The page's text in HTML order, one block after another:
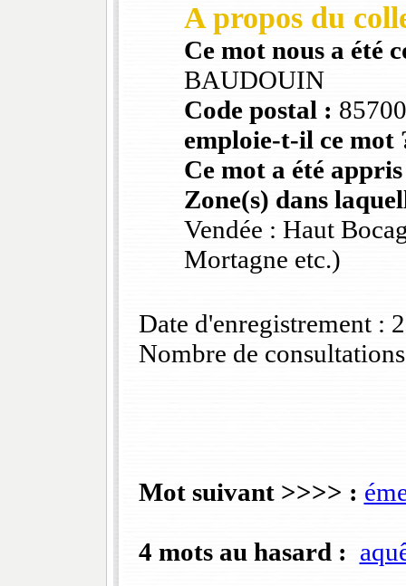
A propos du
Ce mot nous a été
BAUDOUIN
Code postal :
emploie-t-il ce mot
Ce mot a été
Zone(s) dans
Vendée : Haut
Mortagne etc.)
Date d'enregistrement :
Nombre de
Mot suivant >>>> :
4 mots au hasard :